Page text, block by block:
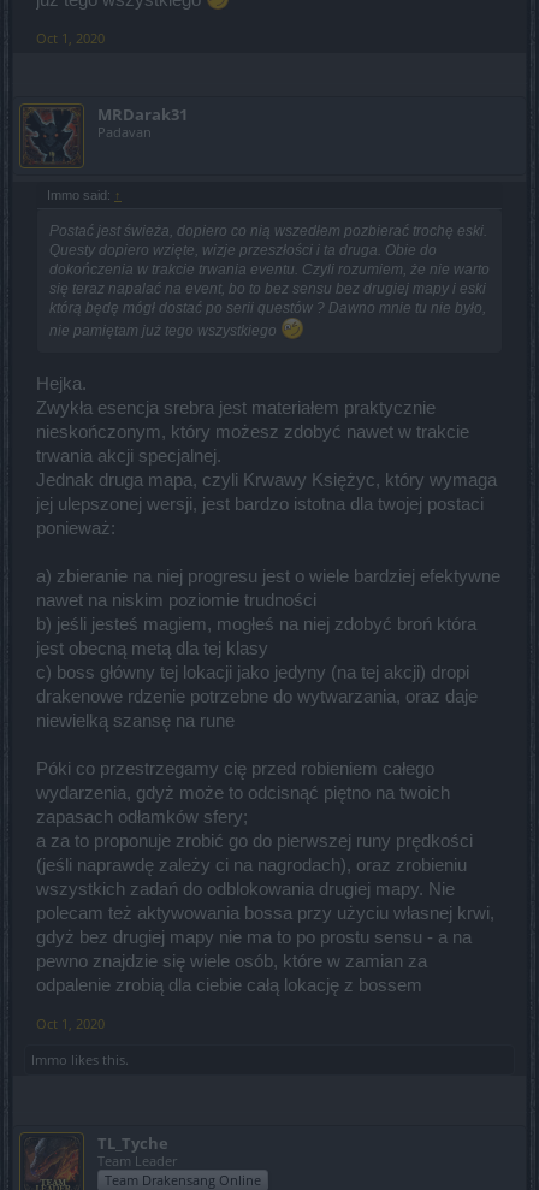
Oct 1, 2020
MRDarak31
Padavan
Immo said: ↑
Postać jest świeża, dopiero co nią wszedłem pozbierać trochę eski.
Questy dopiero wzięte, wizje przeszłości i ta druga. Obie do
dokończenia w trakcie trwania eventu. Czyli rozumiem, że nie warto
się teraz napalać na event, bo to bez sensu bez drugiej mapy i eski
którą będę mógł dostać po serii questów ? Dawno mnie tu nie było,
nie pamiętam już tego wszystkiego
Hejka.
Zwykła esencja srebra jest materiałem praktycznie
nieskończonym, który możesz zdobyć nawet w trakcie
trwania akcji specjalnej.
Jednak druga mapa, czyli Krwawy Księżyc, który wymaga
jej ulepszonej wersji, jest bardzo istotna dla twojej postaci
ponieważ:
a) zbieranie na niej progresu jest o wiele bardziej efektywne
nawet na niskim poziomie trudności
b) jeśli jesteś magiem, mogłeś na niej zdobyć broń która
jest obecną metą dla tej klasy
c) boss główny tej lokacji jako jedyny (na tej akcji) dropi
drakenowe rdzenie potrzebne do wytwarzania, oraz daje
niewielką szansę na rune
Póki co przestrzegamy cię przed robieniem całego
wydarzenia, gdyż może to odcisnąć piętno na twoich
zapasach odłamków sfery;
a za to proponuje zrobić go do pierwszej runy prędkości
(jeśli naprawdę zależy ci na nagrodach), oraz zrobieniu
wszystkich zadań do odblokowania drugiej mapy. Nie
polecam też aktywowania bossa przy użyciu własnej krwi,
gdyż bez drugiej mapy nie ma to po prostu sensu - a na
pewno znajdzie się wiele osób, które w zamian za
odpalenie zrobią dla ciebie całą lokację z bossem
Oct 1, 2020
Immo likes this.
TL_Tyche
Team Leader
Team Drakensang Online